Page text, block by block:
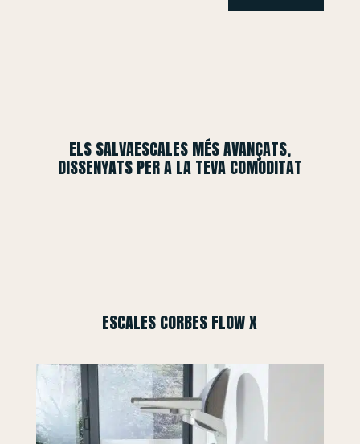
ELS SALVAESCALES MÉS AVANÇATS,
DISSENYATS PER A LA TEVA COMODITAT
ESCALES CORBES FLOW X